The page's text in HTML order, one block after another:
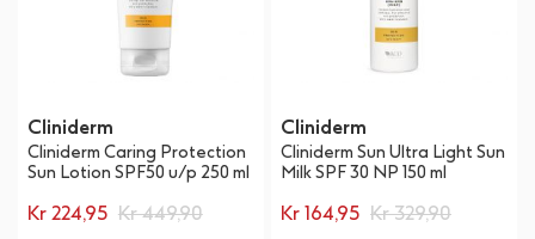
Cliniderm
Cliniderm Caring Protection
Sun Lotion SPF50 u/p 250 ml
Kr 224,95 Kr 449,90
Cliniderm
Cliniderm Sun Ultra Light Sun
Milk SPF 30 NP 150 ml
Kr 164,95 Kr 329,90